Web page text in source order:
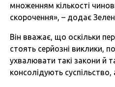
множенням кількості
скорочення», – додає
Він вважає, що оскільки
стоять серйозні виклики,
ухвалювати такі закони й
консолідують суспільство,